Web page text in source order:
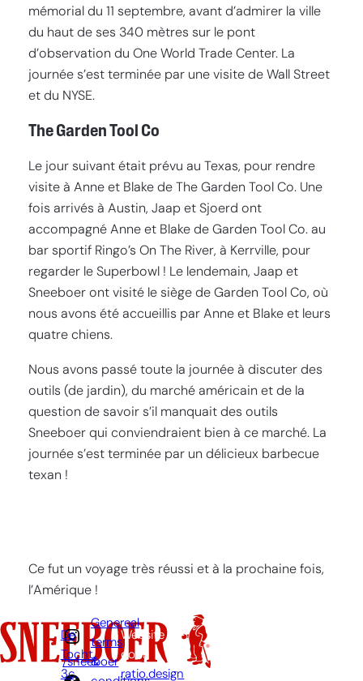
mémorial du 11 septembre, avant d’admirer la ville
du haut de ses 340 mètres sur le pont
d’observation du One World Trade Center. La
journée s’est terminée par une visite de Wall Street
et du NYSE.
The Garden Tool Co
Le jour suivant était prévu au Texas, pour rendre
visite à Anne et Blake de The Garden Tool Co. Une
fois arrivés à Austin, Jaap et Sjoerd ont
accompagné Anne et Blake de Garden Tool Co. au
bar sportif Ringo’s On The River, à Kerrville, pour
regarder le Superbowl ! Le lendemain, Jaap et
Sneeboer ont visité le siège de Garden Tool Co, où
nous avons été accueillis par Anne et Blake et leurs
quatre chiens.
Nous avons passé toute la journée à discuter des
outils (de jardin), du marché américain et de la
question de savoir s’il manquait des outils
Sneeboer qui conviendraient bien à ce marché. La
journée s’est terminée par un délicieux barbecue
texan !
Ce fut un voyage très réussi et à la prochaine fois,
l’Amérique !
/sneeboer
De
Tocht
3c,
Genereal
terms
&
Website
door:
ratio.design